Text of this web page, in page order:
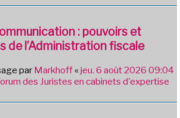
: pouvoirs et
de l’Administration fiscale
par Markhoff« jeu. 6 août 2026 09:04
des Juristes en cabinets d'expertise